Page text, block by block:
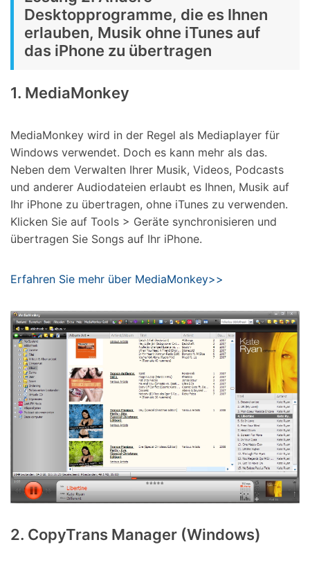
Desktopprogramme, die es Ihnen
erlauben, Musik ohne iTunes auf
das iPhone zu übertragen
1. MediaMonkey
MediaMonkey wird in der Regel als Mediaplayer für
Windows verwendet. Doch es kann mehr als das.
Neben dem Verwalten Ihrer Musik, Videos, Podcasts
und anderer Audiodateien erlaubt es Ihnen, Musik auf
Ihr iPhone zu übertragen, ohne iTunes zu verwenden.
Klicken Sie auf Tools > Geräte synchronisieren und
übertragen Sie Songs auf Ihr iPhone.
Erfahren Sie mehr über MediaMonkey>>
2. CopyTrans Manager (Windows)